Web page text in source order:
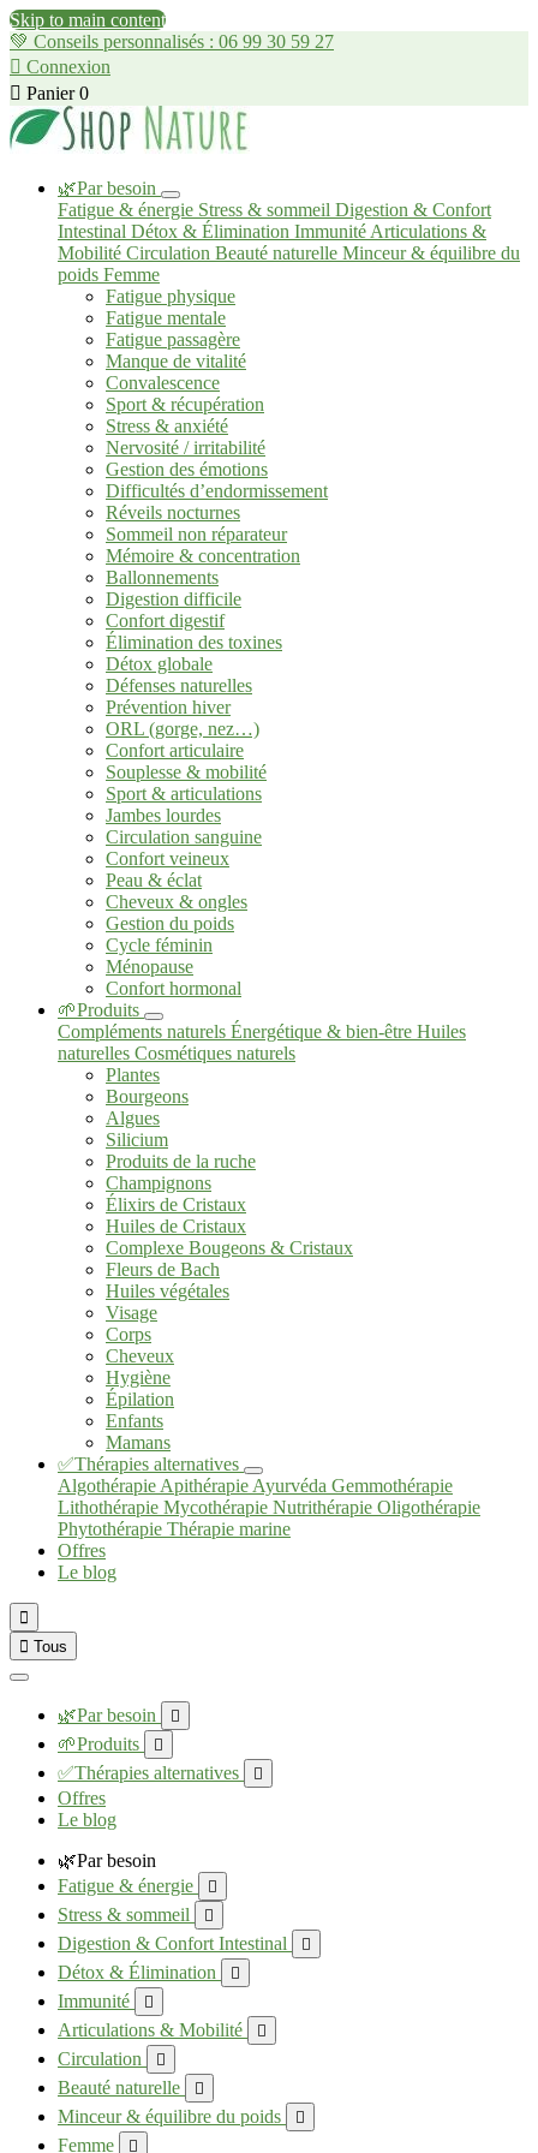
Skip to main content
💚 Conseils personnalisés : 06 99 30 59 27
 Connexion
 Panier 0
🌿Par besoin
Fatigue & énergie Stress & sommeil Digestion & Confort
Intestinal Détox & Élimination Immunité Articulations &
Mobilité Circulation Beauté naturelle Minceur & équilibre du
poids Femme
Fatigue physique
Fatigue mentale
Fatigue passagère
Manque de vitalité
Convalescence
Sport & récupération
Stress & anxiété
Nervosité / irritabilité
Gestion des émotions
Difficultés d’endormissement
Réveils nocturnes
Sommeil non réparateur
Mémoire & concentration
Ballonnements
Digestion difficile
Confort digestif
Élimination des toxines
Détox globale
Défenses naturelles
Prévention hiver
ORL (gorge, nez…)
Confort articulaire
Souplesse & mobilité
Sport & articulations
Jambes lourdes
Circulation sanguine
Confort veineux
Peau & éclat
Cheveux & ongles
Gestion du poids
Cycle féminin
Ménopause
Confort hormonal
🌱Produits
Compléments naturels Énergétique & bien-être Huiles
naturelles Cosmétiques naturels
Plantes
Bourgeons
Algues
Silicium
Produits de la ruche
Champignons
Élixirs de Cristaux
Huiles de Cristaux
Complexe Bougeons & Cristaux
Fleurs de Bach
Huiles végétales
Visage
Corps
Cheveux
Hygiène
Épilation
Enfants
Mamans
✅Thérapies alternatives
Algothérapie Apithérapie Ayurvéda Gemmothérapie
Lithothérapie Mycothérapie Nutrithérapie Oligothérapie
Phytothérapie Thérapie marine
Offres
Le blog

 Tous
🌿Par besoin 
🌱Produits 
✅Thérapies alternatives 
Offres
Le blog
🌿Par besoin
Fatigue & énergie

Stress & sommeil 
Digestion & Confort Intestinal 
Détox & Élimination 
Immunité 
Articulations & Mobilité 
Circulation 
Beauté naturelle 
Minceur & équilibre du poids 
Femme 